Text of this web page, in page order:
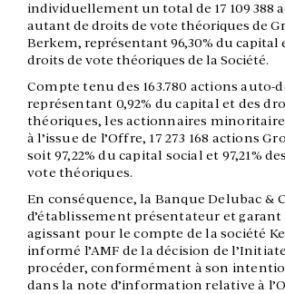
individuellement un total de 17 109 388
autant de droits de vote théoriques de
Berkem, représentant 96,30% du capital
droits de vote théoriques de la Société.
Compte tenu des 163.780 actions auto-
représentant 0,92% du capital et des
théoriques, les actionnaires
à l’issue de l’Offre, 17 273 168 actions
soit 97,22% du capital social et 97,21%
vote théoriques.
En conséquence, la Banque Delubac &
d’établissement présentateur et garant
agissant pour le compte de la société
informé l’AMF de la décision de
procéder, conformément à son
dans la note d’information relative à